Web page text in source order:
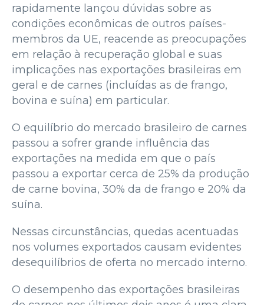
rapidamente lançou dúvidas sobre as
condições econômicas de outros países-
membros da UE, reacende as preocupações
em relação à recuperação global e suas
implicações nas exportações brasileiras em
geral e de carnes (incluídas as de frango,
bovina e suína) em particular.
O equilíbrio do mercado brasileiro de carnes
passou a sofrer grande influência das
exportações na medida em que o país
passou a exportar cerca de 25% da produção
de carne bovina, 30% da de frango e 20% da
suína.
Nessas circunstâncias, quedas acentuadas
nos volumes exportados causam evidentes
desequilíbrios de oferta no mercado interno.
O desempenho das exportações brasileiras